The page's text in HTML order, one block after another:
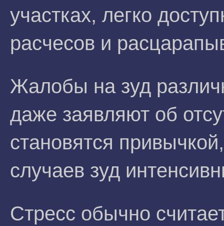
участках, легко
расчесов и
Жалобы на зуд
даже заявляют об
становятся
случаев зуд
Стресс обычно